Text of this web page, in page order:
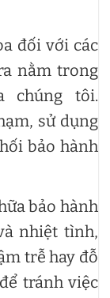
đối với các
nằm trong
chúng tôi.
sử dụng
bảo hành
bảo hành
nhiệt tình,
trễ hay đỗ
tránh việc